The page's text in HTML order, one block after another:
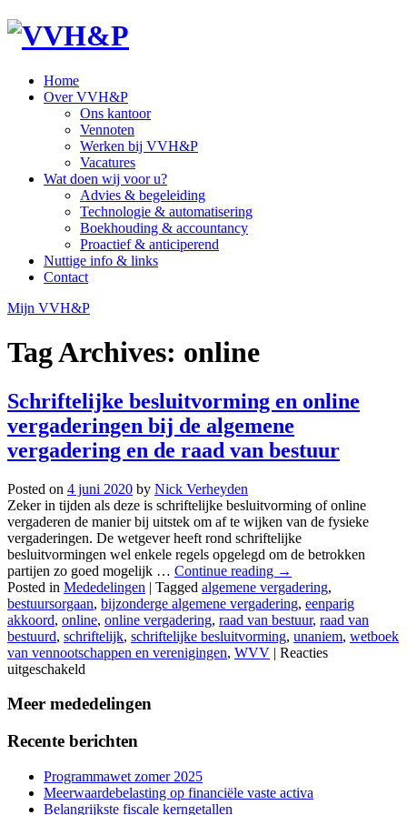
Home
Over VVH&P
Ons kantoor
Vennoten
Werken bij VVH&P
Vacatures
Wat doen wij voor u?
Advies & begeleiding
Technologie & automatisering
Boekhouding & accountancy
Proactief & anticiperend
Nuttige info & links
Contact
Mijn VVH&P
Tag Archives: online
Schriftelijke besluitvorming en online
vergaderingen bij de algemene
vergadering en de raad van bestuur
Posted on 4 juni 2020 by Nick Verheyden
Zeker in tijden als deze is schriftelijke besluitvorming of online
vergaderen de manier bij uitstek om af te wijken van de fysieke
vergaderingen. De wetgever heeft rond schriftelijke
besluitvormingen wel enkele regels opgelegd om de betrokken
partijen zo goed mogelijk … Continue reading →
Posted in Mededelingen | Tagged algemene vergadering,
bestuursorgaan, bijzonderge algemene vergadering, eenparig
akkoord, online, online vergadering, raad van bestuur, raad van
bestuurd, schriftelijk, schriftelijke besluitvorming, unaniem, wetboek
van vennootschappen en verenigingen, WVV | Reacties
uitgeschakeld
besluitvorming
online
vergaderingen
de
algemene
Meer mededelingen
Recente berichten
Programmawet zomer 2025
Meerwaardebelasting op financiële vaste activa
Belangrijkste fiscale kerngetallen